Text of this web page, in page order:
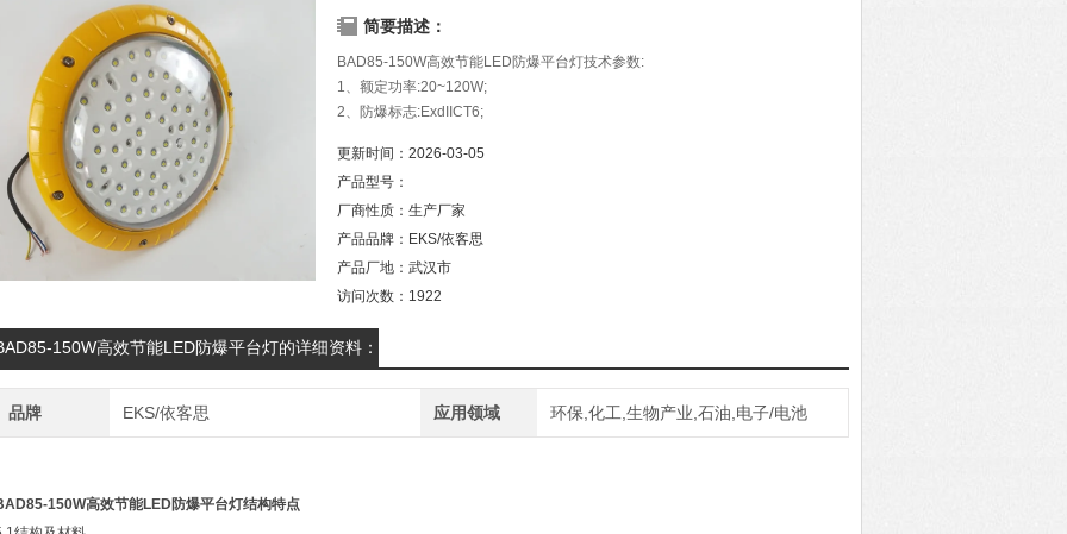
简要描述：
BAD85-150W高效节能LED防爆平台灯技术参数:
1、额定功率:20~120W;
2、防爆标志:ExdIICT6;
更新时间： 2026-03-05
产品型号：
厂商性质： 生产厂家
产品品牌： EKS/依客思
产品厂地： 武汉市
访问次数： 1922
150W高效节能LED防爆平台灯的详细资料：
品牌 EKS/依客思 应用领域 环保,化工,生物产业,石油,电子/电池
150W高效节能LED防爆平台灯结构特点